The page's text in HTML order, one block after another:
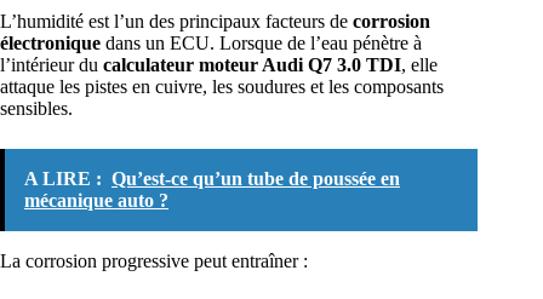
L’humidité est l’un des principaux facteurs de corrosion
électronique dans un ECU. Lorsque de l’eau pénètre à
l’intérieur du calculateur moteur Audi Q7 3.0 TDI, elle
attaque les pistes en cuivre, les soudures et les composants
sensibles.
A LIRE : Qu’est-ce qu’un tube de poussée en
mécanique auto ?
La corrosion progressive peut entraîner :